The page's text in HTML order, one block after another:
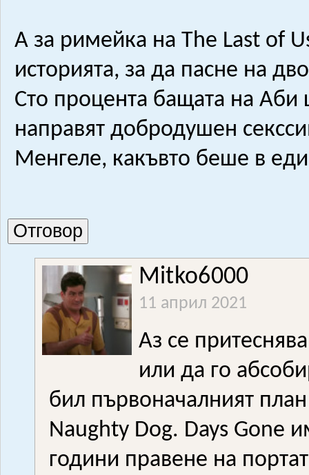
А за римейка на The Last of
историята, за да пасне на
Сто процента бащата на
направят добродушен
Менгеле, какъвто беше в
Отговор
Mitko6000
11 април 2021
Аз се
или да го
бил първоначалният
Naughty Dog. Days Gone
години правене на